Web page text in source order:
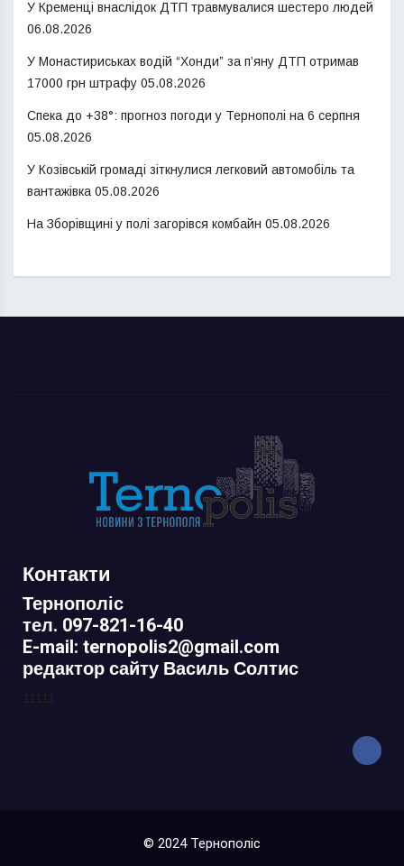
У Кременці внаслідок ДТП травмувалися шестеро людей
06.08.2026
У Монастириськах водій “Хонди” за п’яну ДТП отримав
17000 грн штрафу 05.08.2026
Спека до +38°: прогноз погоди у Тернополі на 6 серпня
05.08.2026
У Козівській громаді зіткнулися легковий автомобіль та
вантажівка 05.08.2026
На Зборівщині у полі загорівся комбайн 05.08.2026
Контакти
Тернополіс
тел. 097-821-16-40
E-mail: ternopolis2@gmail.com
редактор сайту Василь Солтис
© 2024 Тернополіс